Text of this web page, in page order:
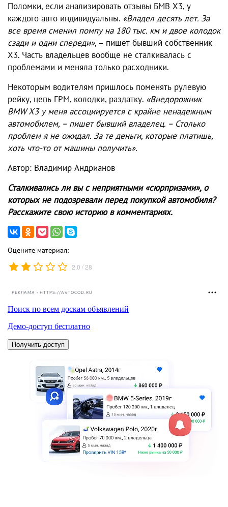
Поломки, если анализировать отзывы БМВ Х3, у
каждого авто индивидуальны. «Владел десять лет. За
все время сменил помпу на 180 тыс. км и двое колодок
сзади и одни спереди», – пишет бывший собственник
Х3. Часть владельцев вообще не сталкивалась с
проблемами и меняла только расходники.
Некоторым водителям пришлось поменять рулевую
рейку, цепь ГРМ, колодки, раздатку. «Внедорожник
BMW X3 у меня ассоциируется с крайне ненадежным
автомобилем, – пишет бывший владелец. – Столько
проблем я не ожидал. За те деньги, которые платишь,
хоть что-то от машины получить».
Автор: Владимир Андрианов
Сталкивались ли вы с неприятными «сюрпризами», о
которых не подозревали перед покупкой автомобиля?
Расскажите свою историю в комментариях.
Оцените материал:
2.0 /28
РЕКЛАМА • HTTPS://AVTOCOD.RU